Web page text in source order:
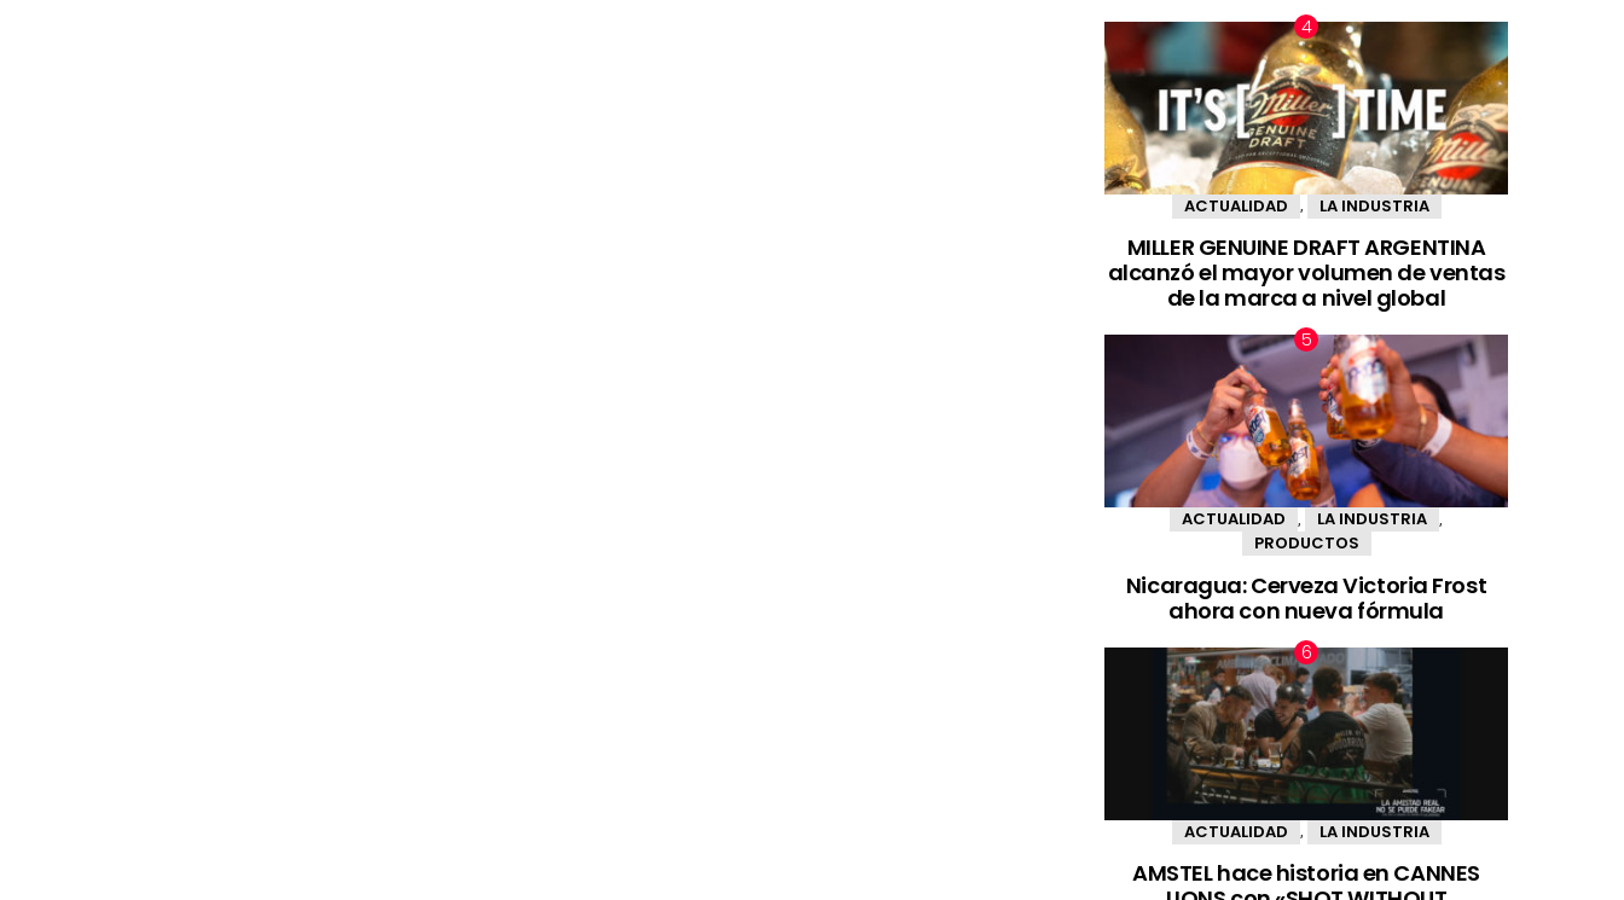
ACTUALIDAD , LA INDUSTRIA
MILLER GENUINE DRAFT ARGENTINA
alcanzó el mayor volumen de ventas
de la marca a nivel global
ACTUALIDAD LA INDUSTRIA
PRODUCTOS
Nicaragua: Cerveza Victoria Frost
ahora con nueva fórmula
ACTUALIDAD , LA INDUSTRIA
AMSTEL hace historia en CANNES